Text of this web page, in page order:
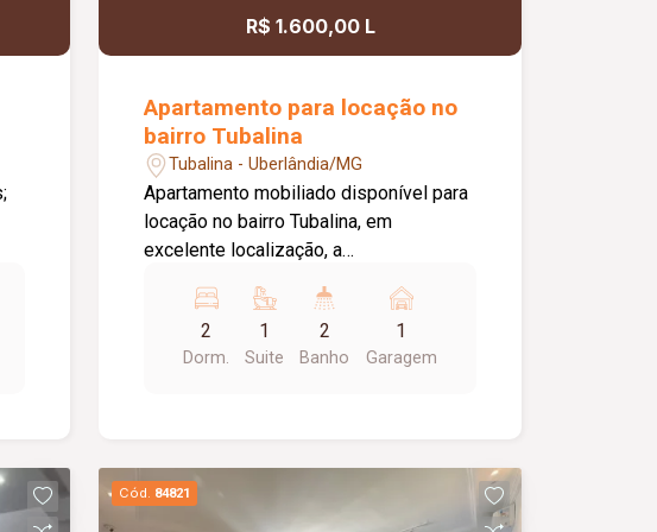
R$ 1.600,00 L
Apartamento para locação no
bairro Tubalina
Tubalina - Uberlândia/MG
Apartamento mobiliado disponível para
locação no bairro Tubalina, em
excelente localização, a
Avenida Getúlio Vargas. O imóvel conta
com portão e porteiro eletrônicos,
fechadura eletrônica, 01 vaga de
reclinável de 02 lugares, mesa de jantar
em vidro com 04 cadeiras, rack e TV,
2
Dorm.
1
Suite
2
Banho
1
Garagem
Cód. 84821